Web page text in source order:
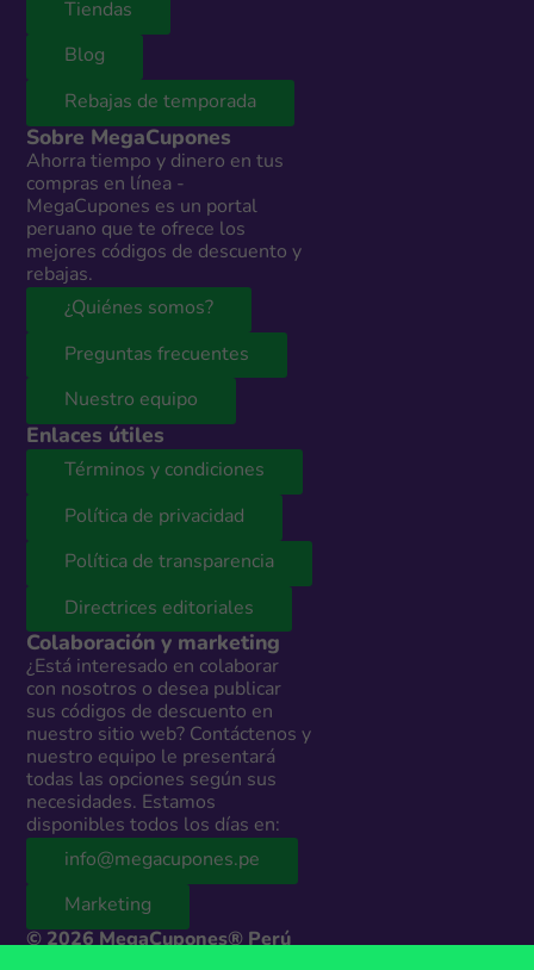
Tiendas
Blog
Rebajas de temporada
Sobre MegaCupones
Ahorra tiempo y dinero en tus
compras en línea -
MegaCupones es un portal
peruano que te ofrece los
mejores códigos de descuento y
rebajas.
¿Quiénes somos?
Preguntas frecuentes
Nuestro equipo
Enlaces útiles
Términos y condiciones
Política de privacidad
Política de transparencia
Directrices editoriales
Colaboración y marketing
¿Está interesado en colaborar
con nosotros o desea publicar
sus códigos de descuento en
nuestro sitio web? Contáctenos y
nuestro equipo le presentará
todas las opciones según sus
necesidades. Estamos
disponibles todos los días en:
info@megacupones.pe
Marketing
© 2026 MegaCupones® Perú